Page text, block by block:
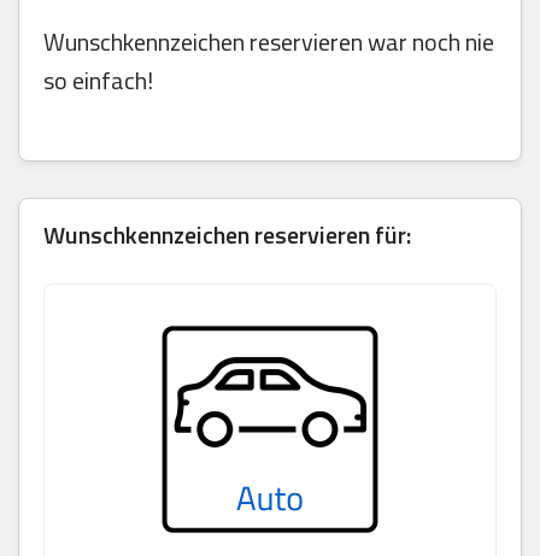
Wunschkennzeichen reservieren war noch nie
so einfach!
Wunschkennzeichen reservieren für: